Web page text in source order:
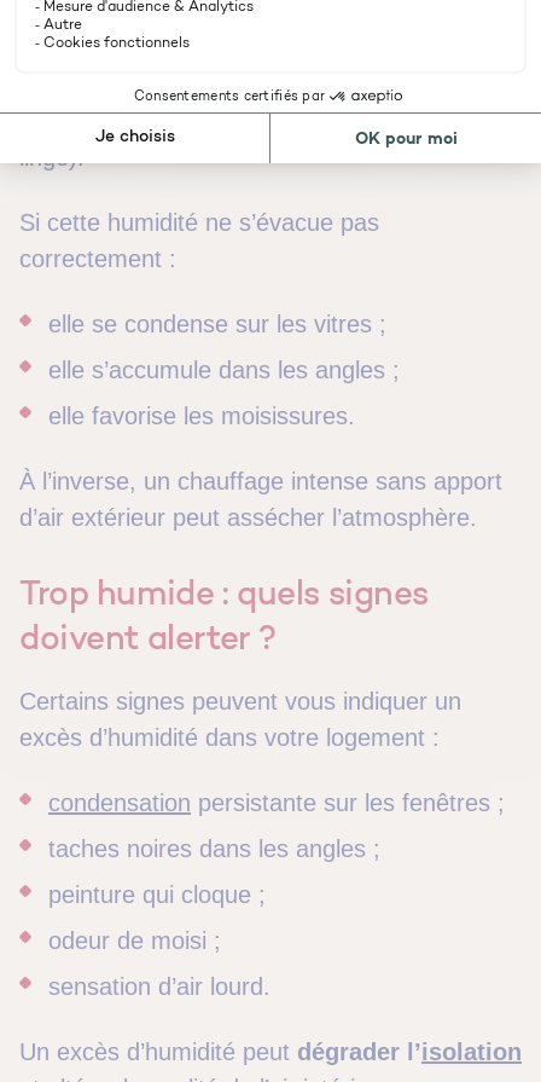
Pourtant, un foyer produit
litres d’eau par jour
sous forme de vapeur
(respiration, douche, cuisine, séchage du
linge).
Si cette humidité ne s’évacue pas
correctement :
elle se condense sur les vitres ;
elle s’accumule dans les angles ;
elle favorise les moisissures.
À l’inverse, un chauffage intense sans apport
d’air extérieur peut assécher l’atmosphère.
Trop humide : quels signes
doivent alerter ?
Certains signes peuvent vous indiquer un
excès d’humidité dans votre logement :
condensation persistante sur les fenêtres ;
taches noires dans les angles ;
peinture qui cloque ;
odeur de moisi ;
sensation d’air lourd.
Un excès d’humidité peut dégrader l’isolation